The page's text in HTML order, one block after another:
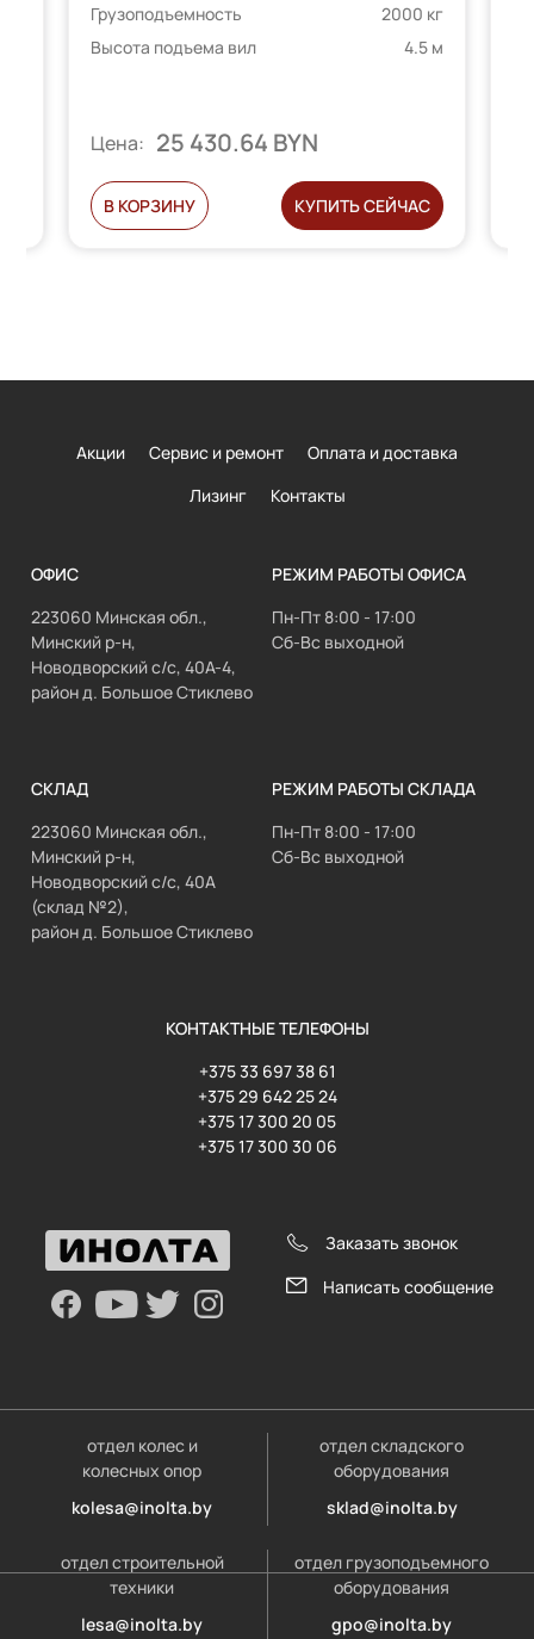
Грузоподъемность
2000 кг
Высота подъема вил
4.5 м
Цена: 25 430.64 BYN
В КОРЗИНУ КУПИТЬ СЕЙЧАС
Акции Сервис и ремонт
Оплата и доставка
Лизинг
Контакты
ОФИС
223060 Минская обл.,
Минский р-н,
Новодворский с/с, 40А-4,
район д. Большое Стиклево
РЕЖИМ РАБОТЫ ОФИСА
Пн-Пт 8:00 - 17:00
Сб-Вс выходной
СКЛАД
223060 Минская обл.,
Минский р-н,
Новодворский с/с, 40А
(склад №2),
район д. Большое Стиклево
РЕЖИМ РАБОТЫ СКЛАДА
Пн-Пт 8:00 - 17:00
Сб-Вс выходной
КОНТАКТНЫЕ ТЕЛЕФОНЫ
+375 33 697 38 61
+375 29 642 25 24
+375 17 300 20 05
+375 17 300 30 06
Заказать звонок
Написать сообщение
отдел колес и
колесных опор
kolesa@inolta.by
отдел складского
оборудования
sklad@inolta.by
отдел строительной
техники
lesa@inolta.by
отдел грузоподъемного
оборудования
gpo@inolta.by